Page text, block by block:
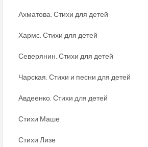
Ахматова. Стихи для детей
Хармс. Стихи для детей
Северянин. Стихи для детей
Чарская. Стихи и песни для детей
Авдеенко. Стихи для детей
Стихи Маше
Стихи Лизе